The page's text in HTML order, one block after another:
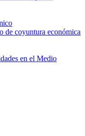
de coyuntura económica
en el Medio